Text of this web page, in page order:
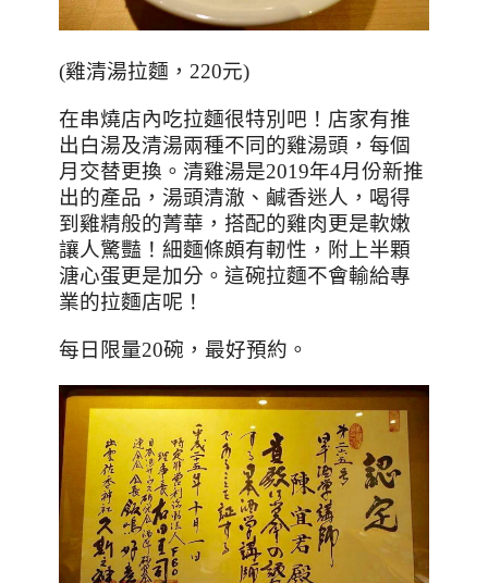
(雞清湯拉麵， 220元)
在串燒店內吃拉麵很特別吧！店家有推
出白湯及清湯兩種不同的雞湯頭，每個
月交替更換。清雞湯是2019年4月份新推
出的產品，湯頭清澈、鹹香迷人，喝得
到雞精般的菁華，搭配的雞肉更是軟嫩
讓人驚豔！細麵條頗有軔性，附上半顆
溏心蛋更是加分。這碗拉麵不會輸給專
業的拉麵店呢！
每日限量20碗，最好預約。